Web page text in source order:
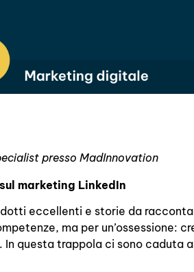
presso MadInnovation
marketing LinkedIn
eccellenti e storie da
ma per un’ossessione:
questa trappola ci sono caduta